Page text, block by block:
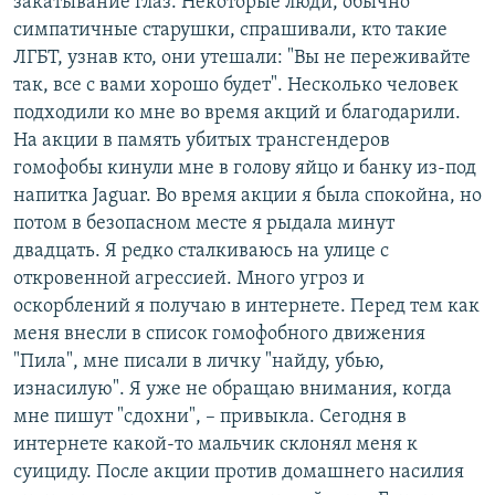
симпатичные старушки, спрашивали, кто такие
ЛГБТ, узнав кто, они утешали: "Вы не переживайте
так, все с вами хорошо будет". Несколько человек
подходили ко мне во время акций и благодарили.
На акции в память убитых трансгендеров
гомофобы кинули мне в голову яйцо и банку из-под
напитка Jaguar. Во время акции я была спокойна, но
потом в безопасном месте я рыдала минут
двадцать. Я редко сталкиваюсь на улице с
откровенной агрессией. Много угроз и
оскорблений я получаю в интернете. Перед тем как
меня внесли в список гомофобного движения
"Пила", мне писали в личку "найду, убью,
изнасилую". Я уже не обращаю внимания, когда
мне пишут "сдохни", – привыкла. Сегодня в
интернете какой-то мальчик склонял меня к
суициду. После акции против домашнего насилия